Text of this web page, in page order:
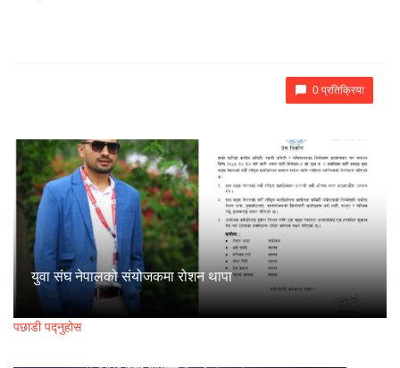
0 प्रतिक्रिया
युवा संघ नेपालको संयोजकमा रोशन थापा
पछाडी पद्नुहोस